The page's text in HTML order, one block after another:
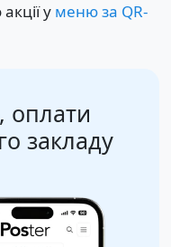
у меню за QR-
закладу